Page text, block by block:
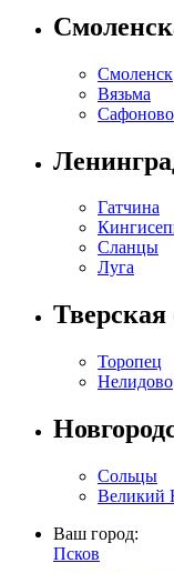
Смоленск
Вязьма
Сафоново
Гатчина
Сланцы
Луга
Тверская
Торопец
Нелидово
Сольцы
Великий
Ваш город:
Псков